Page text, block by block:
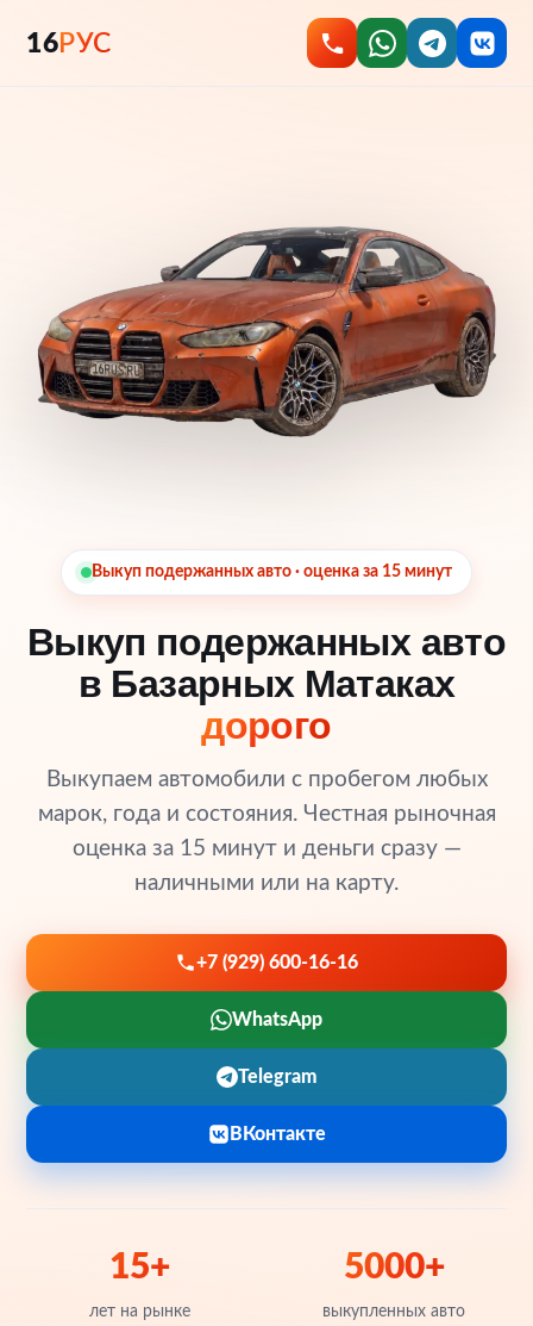
16РУС
Выкуп подержанных авто · оценка за 15 минут
Выкуп подержанных авто
в Базарных Матаках
дорого
Выкупаем автомобили с пробегом любых
марок, года и состояния. Честная рыночная
оценка за 15 минут и деньги сразу —
наличными или на карту.
+7 (929) 600-16-16
WhatsApp
Telegram
ВКонтакте
15+
лет на рынке
5000+
выкупленных авто